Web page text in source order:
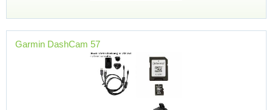
Garmin DashCam 57